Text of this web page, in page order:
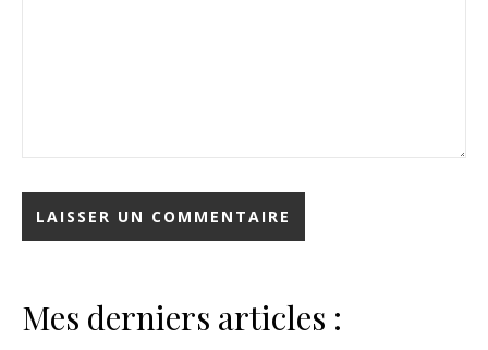
Mes derniers articles :